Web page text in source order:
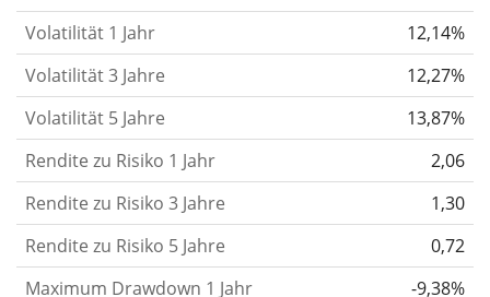
gelten im Allgemeinen als risikoreicher. Wir
berechnen die Volatilität auf Basis der Daten der
letzten 1, 3 und 5 Jahre, damit du sehen kannst, ob
die Kursschwankungen im Laufe der Zeit stärker
oder schwächer wurden. Weitere Informationen
findest du in unserem Artikel:
Risikomaß.
Rendite pro Risikofür Zeiträume von 1, 3 und 5
Volatilität 1 Jahr
12,14%
Volatilität 3 Jahre
12,27%
Volatilität 5 Jahre
13,87%
Rendite zu Risiko 1 Jahr
2,06
Rendite zu Risiko 3 Jahre
1,30
Rendite zu Risiko 5 Jahre
0,72
Maximum Drawdown 1 Jahr
-9,38%